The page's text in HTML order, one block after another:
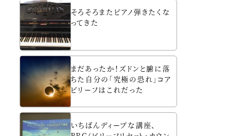
そろそろまたピアノ弾きたくな
ってきた
まだあったか！ズドンと腑に落
ちた自分の「究極の恐れ」コア
ビリーフはこれだった
いちばんディープな講座、